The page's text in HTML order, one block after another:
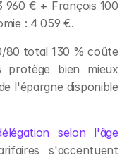
960 € + François 100
: 4 059 €.
80 total 130 % coûte
bien mieux
l'épargne disponible
selon l'âge
s'accentuent